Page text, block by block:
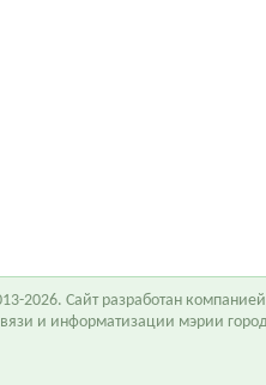
2026. Сайт разработан компанией
и информатизации мэрии